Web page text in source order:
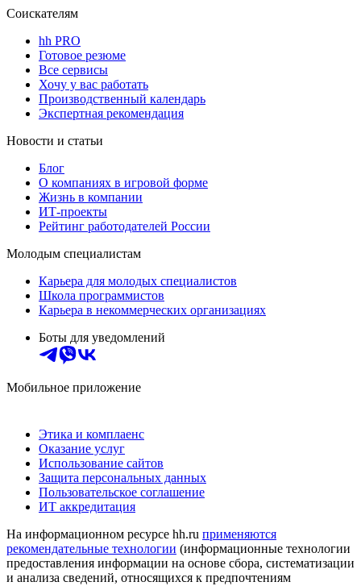
Соискателям
hh PRO
Готовое резюме
Все сервисы
Хочу у вас работать
Производственный календарь
Экспертная рекомендация
Новости и статьи
Блог
О компаниях в игровой форме
Жизнь в компании
ИТ-проекты
Рейтинг работодателей России
Молодым специалистам
Карьера для молодых специалистов
Школа программистов
Карьера в некоммерческих организациях
Боты для уведомлений
Мобильное приложение
Этика и комплаенс
Оказание услуг
Использование сайтов
Защита персональных данных
Пользовательское соглашение
ИТ аккредитация
На информационном ресурсе hh.ru применяются
рекомендательные технологии (информационные технологии
предоставления информации на основе сбора, систематизации
и анализа сведений, относящихся к предпочтениям